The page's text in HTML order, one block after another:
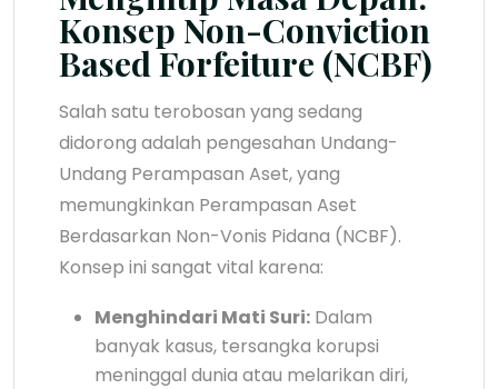
Konsep Non-Conviction
Based Forfeiture (NCBF)
Salah satu terobosan yang sedang
didorong adalah pengesahan Undang-
Undang Perampasan Aset, yang
memungkinkan Perampasan Aset
Berdasarkan Non-Vonis Pidana (NCBF).
Konsep ini sangat vital karena:
Menghindari Mati Suri: Dalam
banyak kasus, tersangka korupsi
meninggal dunia atau melarikan diri,